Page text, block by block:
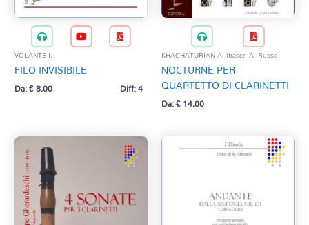
VOLANTE I.
FILO INVISIBILE
Da:€8,00 Diff: 4
KHACHATURIAN A. (trascr. A. Russo)
NOCTURNE PER
QUARTETTO DI CLARINETTI
Da:€14,00